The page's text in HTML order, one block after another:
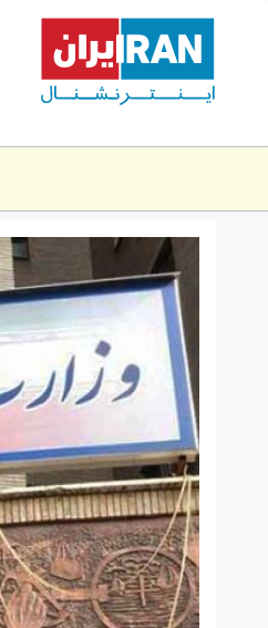
content
وزارت
صنعت،
معدن،
تجارت